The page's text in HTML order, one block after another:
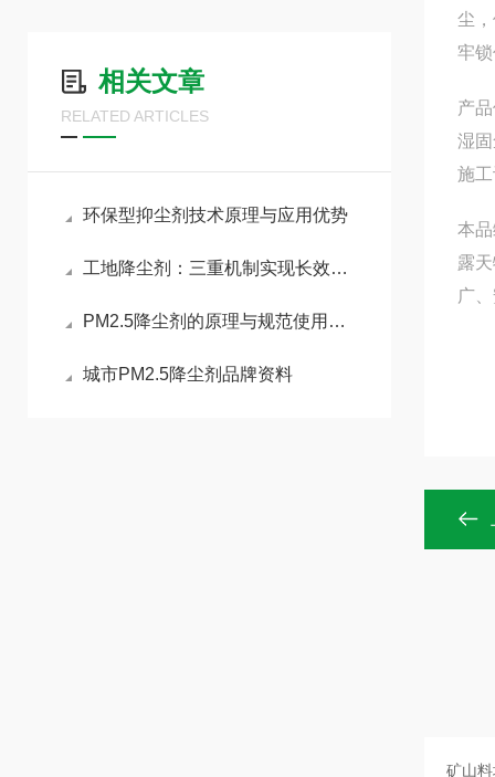
相关文章
RELATED ARTICLES
环保型抑尘剂技术原理与应用优势
工地降尘剂：三重机制实现长效锁尘
PM2.5降尘剂的原理与规范使用指南
城市PM2.5降尘剂品牌资料
尘
牢
产
湿
施
本
露
广